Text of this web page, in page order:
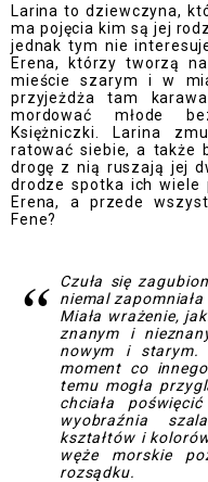
Larina to dziewczyna,
ma pojęcia kim są jej
jednak tym nie
Erena, którzy tworzą
mieście szarym i w
przyjeżdża tam
mordować młode
Księżniczki. Larina
ratować siebie, a także
drogę z nią ruszają jej
drodze spotka ich wiele
Erena, a przede
Fene?
Czuła się
niemal
Miała wrażenie,
znanym i
nowym i starym.
moment co
temu mogła
chciała
wyobraźnia
kształtów i
węże morskie
rozsądku.